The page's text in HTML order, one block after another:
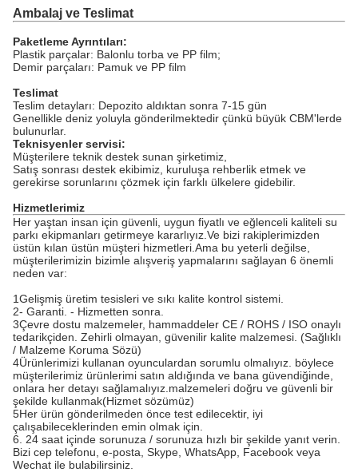
Ambalaj ve Teslimat
Paketleme Ayrıntıları:
Plastik parçalar: Balonlu torba ve PP film;
Demir parçaları: Pamuk ve PP film
Teslimat
Teslim detayları: Depozito aldıktan sonra 7-15 gün
Genellikle deniz yoluyla gönderilmektedir çünkü büyük CBM'lerde
bulunurlar.
Teknisyenler servisi:
Müşterilere teknik destek sunan şirketimiz,
Satış sonrası destek ekibimiz, kuruluşa rehberlik etmek ve
gerekirse sorunlarını çözmek için farklı ülkelere gidebilir.
Hizmetlerimiz
Her yaştan insan için güvenli, uygun fiyatlı ve eğlenceli kaliteli su
parkı ekipmanları getirmeye kararlıyız.Ve bizi rakiplerimizden
üstün kılan üstün müşteri hizmetleri.Ama bu yeterli değilse,
müşterilerimizin bizimle alışveriş yapmalarını sağlayan 6 önemli
neden var:
1Gelişmiş üretim tesisleri ve sıkı kalite kontrol sistemi.
2- Garanti. - Hizmetten sonra.
3Çevre dostu malzemeler, hammaddeler CE / ROHS / ISO onaylı
tedarikçiden. Zehirli olmayan, güvenilir kalite malzemesi. (Sağlıklı
/ Malzeme Koruma Sözü)
4Ürünlerimizi kullanan oyunculardan sorumlu olmalıyız. böylece
müşterilerimiz ürünlerimi satın aldığında ve bana güvendiğinde,
onlara her detayı sağlamalıyız.malzemeleri doğru ve güvenli bir
şekilde kullanmak(Hizmet sözümüz)
5Her ürün gönderilmeden önce test edilecektir, iyi
çalışabileceklerinden emin olmak için.
6. 24 saat içinde sorunuza / sorunuza hızlı bir şekilde yanıt verin.
Bizi cep telefonu, e-posta, Skype, WhatsApp, Facebook veya
Wechat ile bulabilirsiniz.